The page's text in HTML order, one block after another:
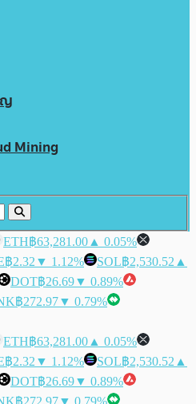
ญ
Mining
ETH฿63,281.00 ▲ 0.05%
฿2.32 ▼ 1.12% SOL฿2,530.52 ▲
DOT฿26.69▼ 0.89%
฿272.97▼ 0.79%
ETH฿63,281.00 ▲ 0.05%
฿2.32 ▼ 1.12% SOL฿2,530.52 ▲
DOT฿26.69▼ 0.89%
฿272.97▼ 0.79%